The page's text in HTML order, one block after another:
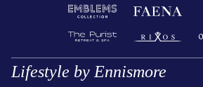
Lifestyle by Ennismore